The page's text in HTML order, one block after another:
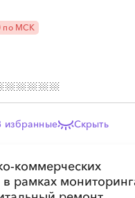
по МСК
избранные Скрыть
коммерческих
рамках
░